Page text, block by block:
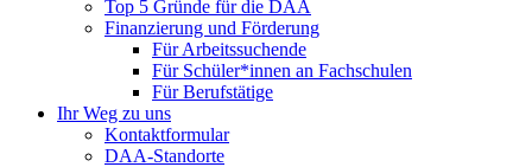
Top 5 Gründe für die DAA
Finanzierung und Förderung
Für Arbeitssuchende
Für Schüler*innen an Fachschulen
Für Berufstätige
Ihr Weg zu uns
Kontaktformular
DAA-Standorte